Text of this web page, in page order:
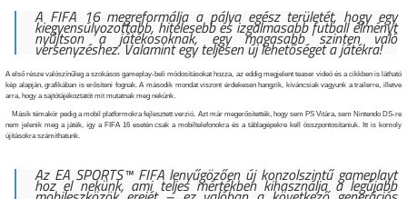
A FIFA 16 megreformálja a pálya egész területét, hogy egy
kiegyensúlyozottabb, hitelesebb és izgalmasabb futball élményt
nyújtson a játékosoknak, egy magasabb szinten való
versenyzéshez. Valamint egy teljesen új lehetőséget a játékra!
A első része valószínűleg a szokásos gameplay-beli módosításokat hozza, az eddig megjelent teaser videó és a cikkben is látható
kép alapján, grafikában is erősíteni fognak. A második mondat viszont érdekesen hangzik, kíváncsiak vagyunk a trailerre, illetve
arra, hogy a sajtótájékoztatót mit mutatnak meg nekünk.
Másik témakör pedig a mobil platformokra fejlesztett verzió. Azt már megerősítették, hogy sem PS Vitára, sem Nintendo DS-re
nem jelenik meg a játék, így a FIFA 16 esetén csak a mobiltelefonokra és a táblagépekre kell összpontosítaniuk. Itt is komoly
újításokra számíthatunk.
Az EA SPORTS™ FIFA lenyűgözően új konzolszintű gameplayt
hoz el nekünk, ami teljes mértékben kihasználja a legújabb